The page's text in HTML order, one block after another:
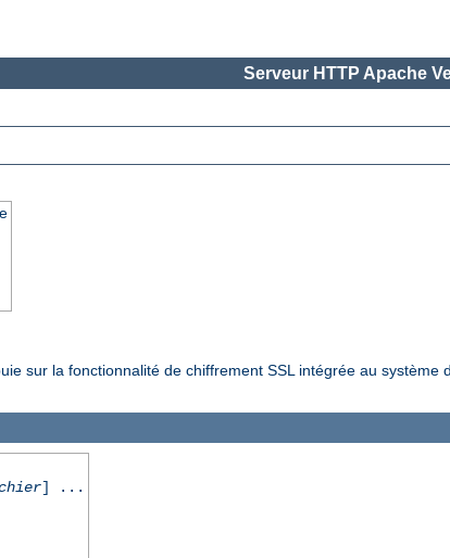
Serveur HTTP Apache
sur la fonctionnalité de chiffrement SSL intégrée au système
] ...